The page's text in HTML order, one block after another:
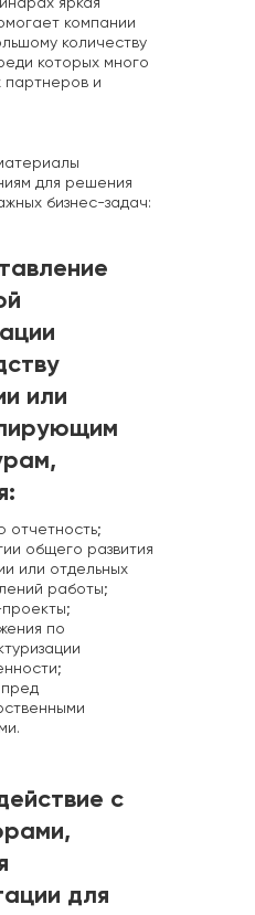
яркая
компании
количеству
которых много
партнеров и
для решения
бизнес-задач:
или
отчетность;
общего развития
или отдельных
работы;
по
с
для